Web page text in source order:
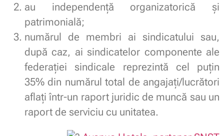
au independenţă organizatorică şi
patrimonială;
numărul de membri ai sindicatului sau,
după caz, ai sindicatelor componente ale
federaţiei sindicale reprezintă cel puţin
35% din numărul total de angajaţi/lucrători
aflaţi într-un raport juridic de muncă sau un
raport de serviciu cu unitatea.